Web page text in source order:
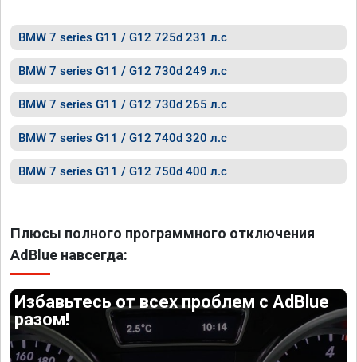
BMW 7 series G11 / G12 725d 231 л.с
BMW 7 series G11 / G12 730d 249 л.с
BMW 7 series G11 / G12 730d 265 л.с
BMW 7 series G11 / G12 740d 320 л.с
BMW 7 series G11 / G12 750d 400 л.с
Плюсы полного программного отключения
AdBlue навсегда:
Избавьтесь от всех проблем с AdBlue
разом!